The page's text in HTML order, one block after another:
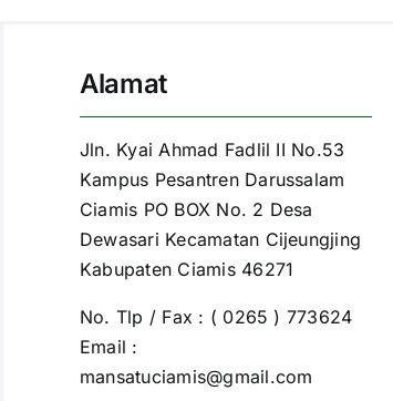
Alamat
Jln. Kyai Ahmad Fadlil II No.53
Kampus Pesantren Darussalam
Ciamis PO BOX No. 2 Desa
Dewasari Kecamatan Cijeungjing
Kabupaten Ciamis 46271
No. Tlp / Fax : ( 0265 ) 773624
Email :
mansatuciamis@gmail.com